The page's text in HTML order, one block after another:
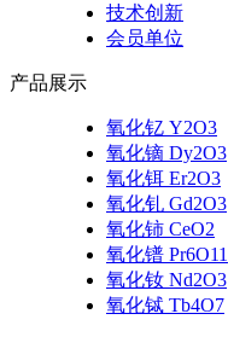
技术创新
会员单位
产品展示
氧化钇 Y2O3
氧化镝 Dy2O3
氧化铒 Er2O3
氧化钆 Gd2O3
氧化铈 CeO2
氧化镨 Pr6O11
氧化钕 Nd2O3
氧化铽 Tb4O7